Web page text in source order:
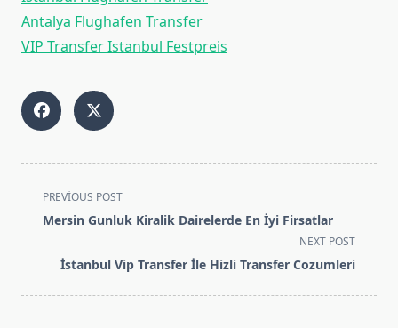
Antalya Flughafen Transfer
VIP Transfer Istanbul Festpreis
<span
class="nav-
screen-
text">Page</span>
PREVIOUS POST
Mersin Gunluk Kiralik Dairelerde En İyi Firsatlar
NEXT POST
İstanbul Vip Transfer İle Hizli Transfer Cozumleri